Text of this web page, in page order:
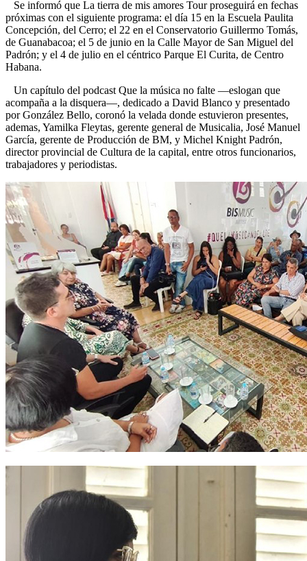
Se informó que La tierra de mis amores Tour proseguirá en fechas
próximas con el siguiente programa: el día 15 en la Escuela Paulita
Concepción, del Cerro; el 22 en el Conservatorio Guillermo Tomás,
de Guanabacoa; el 5 de junio en la Calle Mayor de San Miguel del
Padrón; y el 4 de julio en el céntrico Parque El Curita, de Centro
Habana.
Un capítulo del podcast Que la música no falte —eslogan que
acompaña a la disquera—, dedicado a David Blanco y presentado
por González Bello, coronó la velada donde estuvieron presentes,
ademas, Yamilka Fleytas, gerente general de Musicalia, José Manuel
García, gerente de Producción de BM, y Michel Knight Padrón,
director provincial de Cultura de la capital, entre otros funcionarios,
trabajadores y periodistas.